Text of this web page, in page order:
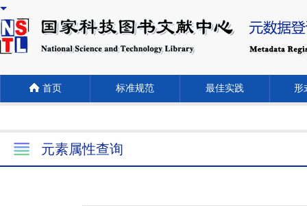
首页 标准规范 最佳实践 形
元素属性查询